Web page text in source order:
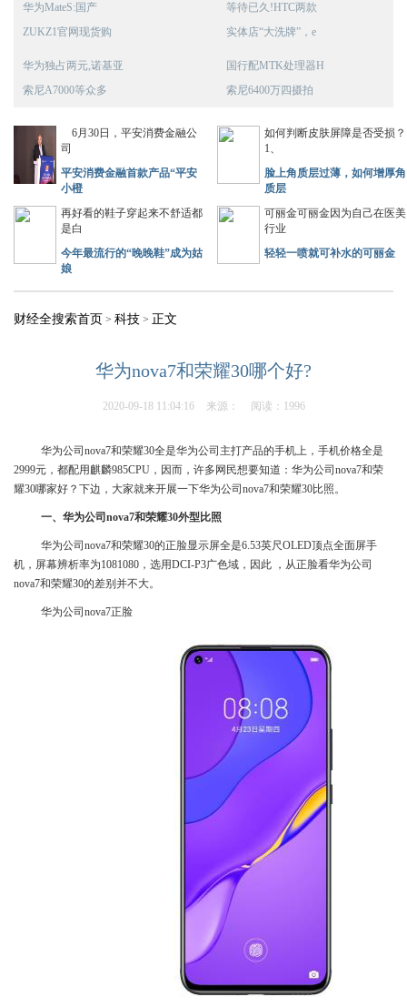
华为MateS:国产
ZUKZ1官网现货购
等待已久!HTC两款
实体店“大洗牌”，e
华为独占两元,诺基亚
索尼A7000等众多
国行配MTK处理器H
索尼6400万四摄拍
6月30日，平安消费金融公
司
平安消费金融首款产品“平安
小橙
如何判断皮肤屏障是否受损？
1、
脸上角质层过薄，如何增厚角
质层
再好看的鞋子穿起来不舒适都
是白
今年最流行的“晚晚鞋”成为姑
娘
可丽金可丽金因为自己在医美
行业
轻轻一喷就可补水的可丽金
财经全搜索首页 > 科技 > 正文
华为nova7和荣耀30哪个好?
2020-09-18 11:04:16 来源： 阅读：1996
华为公司nova7和荣耀30全是华为公司主打产品的手机上，手机价格全是
2999元，都配用麒麟985CPU，因而，许多网民想要知道：华为公司nova7和荣
耀30哪家好？下边，大家就来开展一下华为公司nova7和荣耀30比照。
一、华为公司nova7和荣耀30外型比照
华为公司nova7和荣耀30的正脸显示屏全是6.53英尺OLED顶点全面屏手
机，屏幕辨析率为1081080，选用DCI-P3广色域，因此 ，从正脸看华为公司
nova7和荣耀30的差别并不大。
华为公司nova7正脸